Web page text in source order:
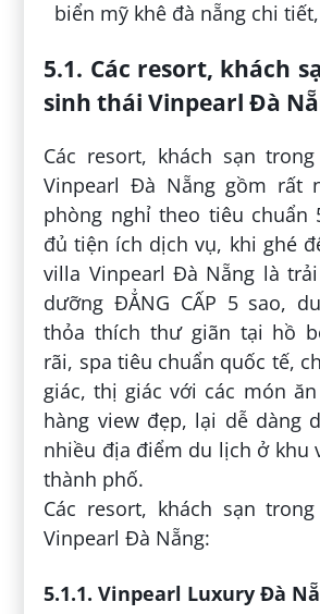
5.1. Các resort, khách
sinh thái Vinpearl Đà
Các resort, khách sạn
Vinpearl Đà Nẵng gồm rất
phòng nghỉ theo tiêu chuẩn
đủ tiện ích dịch vụ, khi ghé
villa Vinpearl Đà Nẵng là
dưỡng ĐẲNG CẤP 5 sao,
thỏa thích thư giãn tại hồ
rãi, spa tiêu chuẩn quốc tế,
giác, thị giác với các món
hàng view đẹp, lại dễ dàng
nhiều địa điểm du lịch ở khu
thành phố.
Các resort, khách sạn
Vinpearl Đà Nẵng:
5.1.1. Vinpearl Luxury Đà